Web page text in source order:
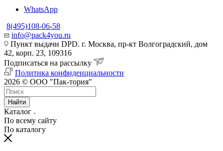
WhatsApp
8(495)108-06-58
info@pack4you.ru
Пункт выдачи DPD. г. Москва, пр-кт Волгоградский, дом
42, корп. 23, 109316
Подписаться на рассылку
Политика конфиденциальности
2026 © ООО "Пак-тория"
Найти
Каталог
По всему сайту
По каталогу